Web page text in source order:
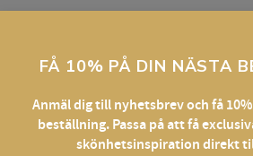
Tejp med mikroperforeringar dvs lätt
Hudvänligt självhäftande material av
känslig hud.
FÅ 10% PÅ DIN NÄSTA
Anmäl dig till nyhetsbrev och få
beställning. Passa på att få
skönhetsinspiration direkt